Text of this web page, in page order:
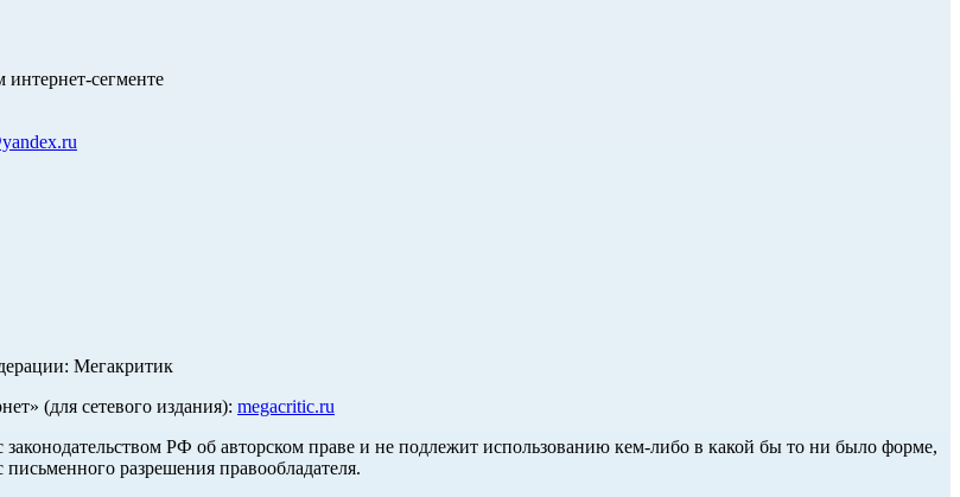
сегменте
Мегакритик
(для сетевого издания): megacritic.ru
РФ об авторском праве и не подлежит использованию кем-либо в какой бы то ни было форме,
разрешения правообладателя.